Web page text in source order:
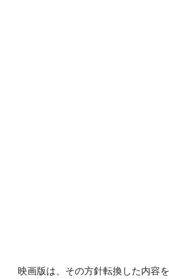
映画版は、その方針転換した内容